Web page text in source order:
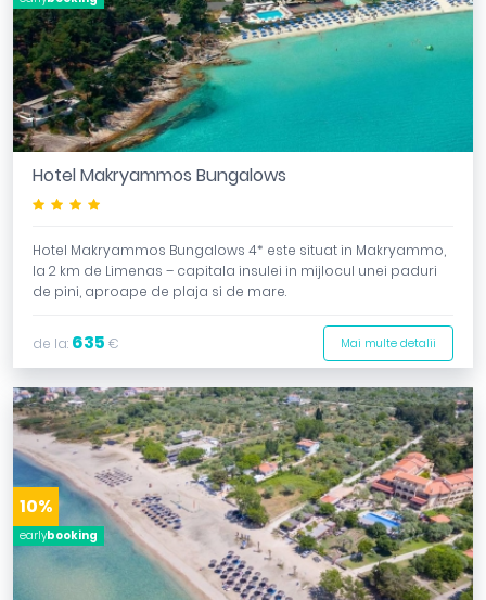
Hotel Makryammos Bungalows
Hotel Makryammos Bungalows 4* este situat in Makryammo,
la 2 km de Limenas – capitala insulei in mijlocul unei paduri
de pini, aproape de plaja si de mare.
de la: 635 € Mai multe detalii
earlybooking
10%